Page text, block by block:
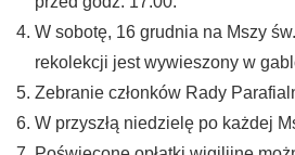
W sobotę, 16 grudnia na Mszy
rekolekcji jest wywieszony w
Zebranie członków Rady
W przyszłą niedzielę po każdej